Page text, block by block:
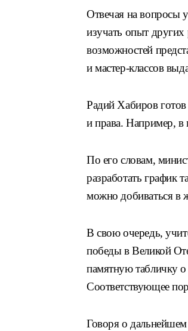
Отвечая на вопросы
изучать опыт других
возможностей
и мастер-классов
Радий Хабиров готов
и права. Например, в
По его словам,
разработать график
можно добиваться в
В свою очередь,
победы в Великой
памятную табличку о
Соответствующее
Говоря о